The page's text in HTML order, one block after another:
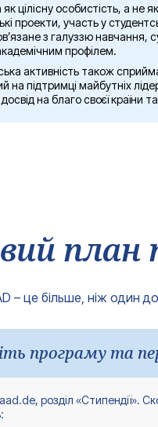
цілісну особистість, а не
проекти, участь у
з галуззю навчання,
профілем.
активність також
на підтримці майбутніх
на благо своєї країни та
план
– це більше, ніж один
програму та
розділ «Стипендії».